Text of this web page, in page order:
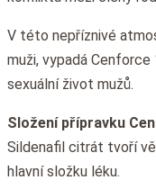
V této nepříznivé
muži, vypadá
sexuální život mužů.
Složení přípravku
Sildenafil citrát tvoří
hlavní složku léku.